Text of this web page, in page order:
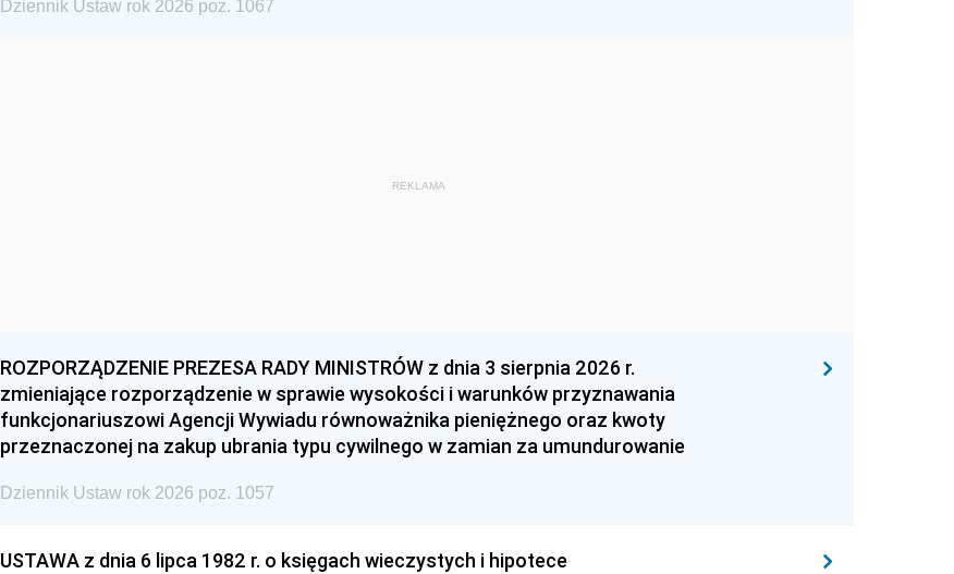
Dziennik Ustaw rok 2026 poz. 1067
REKLAMA
ROZPORZĄDZENIE PREZESA RADY MINISTRÓW z dnia 3 sierpnia 2026 r.
zmieniające rozporządzenie w sprawie wysokości i warunków przyznawania
funkcjonariuszowi Agencji Wywiadu równoważnika pieniężnego oraz kwoty
przeznaczonej na zakup ubrania typu cywilnego w zamian za umundurowanie
Dziennik Ustaw rok 2026 poz. 1057
USTAWA z dnia 6 lipca 1982 r. o księgach wieczystych i hipotece